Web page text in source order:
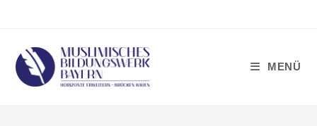
MENÜ